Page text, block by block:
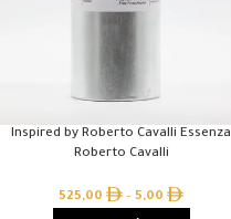
Inspired by Roberto Cavalli Essenza
Roberto Cavalli
5,00
–
525,00